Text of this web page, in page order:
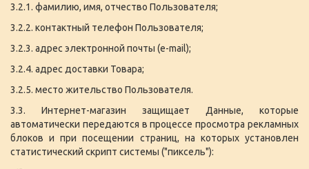
3.2.1. фамилию, имя, отчество Пользователя;
3.2.2. контактный телефон Пользователя;
3.2.3. адрес электронной почты (e-mail);
3.2.4. адрес доставки Товара;
3.2.5. место жительство Пользователя.
3.3. Интернет-магазин защищает Данные, которые
автоматически передаются в процессе просмотра рекламных
блоков и при посещении страниц, на которых установлен
статистический скрипт системы ("пиксель"):